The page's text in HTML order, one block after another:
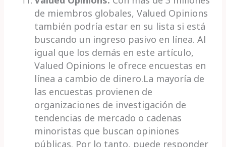
de miembros globales, Valued Opinions
también podría estar en su lista si está
buscando un ingreso pasivo en línea. Al
igual que los demás en este artículo,
Valued Opinions le ofrece encuestas en
línea a cambio de dinero.La mayoría de
las encuestas provienen de
organizaciones de investigación de
tendencias de mercado o cadenas
minoristas que buscan opiniones
públicas. Por lo tanto, puede responder